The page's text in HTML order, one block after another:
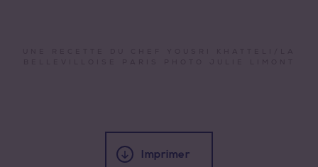
Imprimer